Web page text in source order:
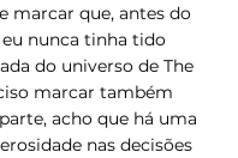
marcar que, antes do
nunca tinha tido
do universo de The
marcar também
acho que há uma
nas decisões